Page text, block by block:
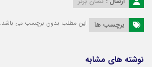
برچسب ها این مطلب بدون برچسب می باشد.
نوشته های مشابه